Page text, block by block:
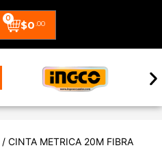
$0 .00
0
/ CINTA METRICA 20M FIBRA